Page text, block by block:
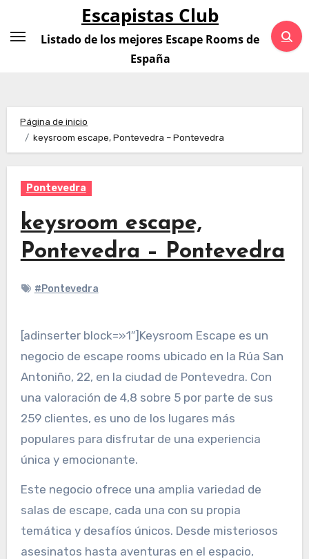
contenido
Escapistas Club
Listado de los mejores Escape Rooms de
España
Página de inicio
keysroom escape, Pontevedra – Pontevedra
Pontevedra
keysroom escape,
Pontevedra – Pontevedra
#Pontevedra
[adinserter block=»1″]Keysroom Escape es un
negocio de escape rooms ubicado en la Rúa San
Antoniño, 22, en la ciudad de Pontevedra. Con
una valoración de 4,8 sobre 5 por parte de sus
259 clientes, es uno de los lugares más
populares para disfrutar de una experiencia
única y emocionante.
Este negocio ofrece una amplia variedad de
salas de escape, cada una con su propia
temática y desafíos únicos. Desde misteriosos
asesinatos hasta aventuras en el espacio,